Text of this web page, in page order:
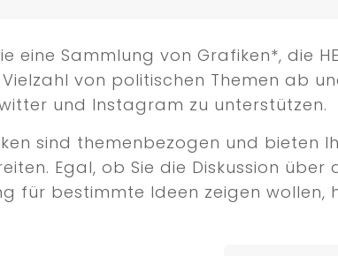
eine Sammlung von Grafiken*, die
von politischen Themen ab
und Instagram zu unterstützen.
sind themenbezogen und bieten
Egal, ob Sie die Diskussion
für bestimmte Ideen zeigen wollen,